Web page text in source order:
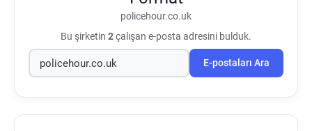
policehour.co.uk
Bu şirketin 2çalışan e-posta adresini bulduk.
E-postaları Ara